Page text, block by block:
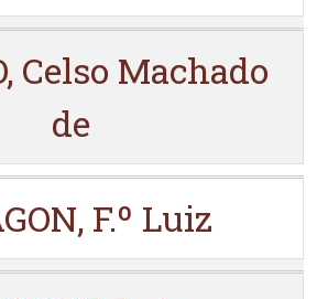
Celso Machado
de
F.º Luiz